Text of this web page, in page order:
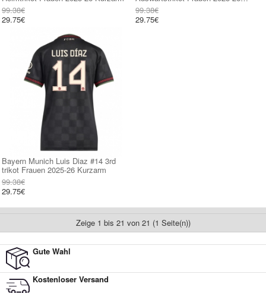
99.38€
29.75€
Kurzarm
99.38€
29.75€
Bayern Munich Luis Diaz #14 3rd
trikot Frauen 2025-26 Kurzarm
99.38€
29.75€
Zeige 1 bis 21 von 21 (1 Seite(n))
Gute Wahl
Kostenloser Versand